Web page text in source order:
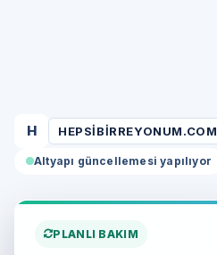
H HEPSIBIRREYONUM.COM
Altyapı güncellemesi yapılıyor
PLANLI BAKIM